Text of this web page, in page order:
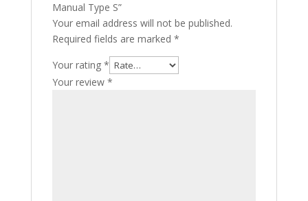
Manual Type S”
Your email address will not be published.
Required fields are marked *
Your rating *
Your review *